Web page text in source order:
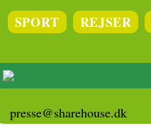
SPORT REJSER
presse@sharehouse.dk